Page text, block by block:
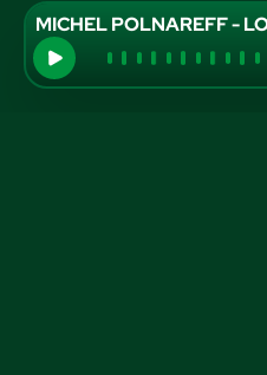
MICHEL POLNAREFF -